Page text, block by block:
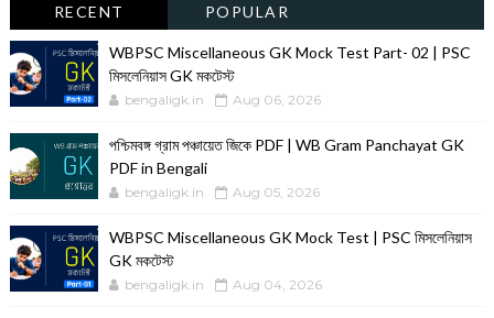
RECENT POPULAR
WBPSC Miscellaneous GK Mock Test Part- 02 | PSC
মিসলেনিয়াস GK মকটেস্ট
bengaligk.in Aug 06, 2026
পশ্চিমবঙ্গ গ্রাম পঞ্চায়েত জিকে PDF | WB Gram Panchayat GK
PDF in Bengali
bengaligk.in Aug 05, 2026
WBPSC Miscellaneous GK Mock Test | PSC মিসলেনিয়াস
GK মকটেস্ট
bengaligk.in Aug 04, 2026